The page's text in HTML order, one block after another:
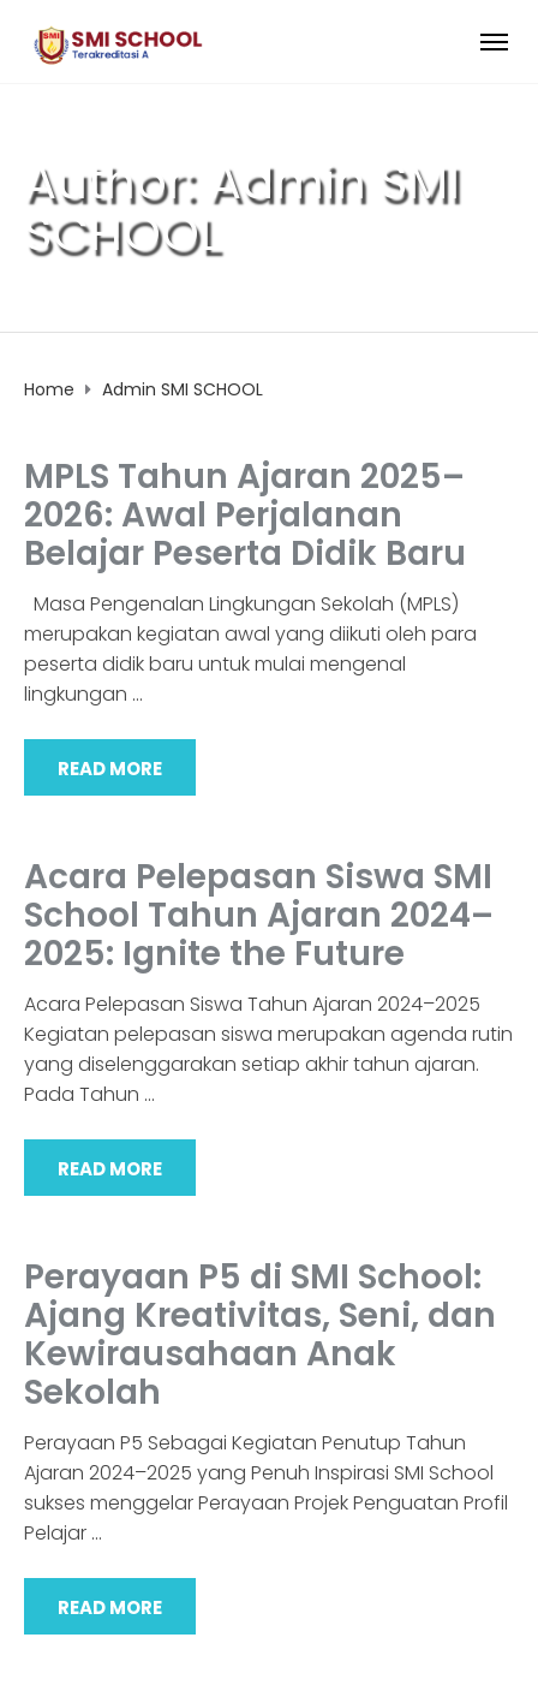
Author: Admin SMI
SCHOOL
Home Admin SMI SCHOOL
MPLS Tahun Ajaran 2025–
2026: Awal Perjalanan
Belajar Peserta Didik Baru
Masa Pengenalan Lingkungan Sekolah (MPLS)
merupakan kegiatan awal yang diikuti oleh para
peserta didik baru untuk mulai mengenal
lingkungan …
READ MORE
Acara Pelepasan Siswa SMI
School Tahun Ajaran 2024–
2025: Ignite the Future
Acara Pelepasan Siswa Tahun Ajaran 2024–2025
Kegiatan pelepasan siswa merupakan agenda rutin
yang diselenggarakan setiap akhir tahun ajaran.
Pada Tahun …
READ MORE
Perayaan P5 di SMI School:
Ajang Kreativitas, Seni, dan
Kewirausahaan Anak
Sekolah
Perayaan P5 Sebagai Kegiatan Penutup Tahun
Ajaran 2024–2025 yang Penuh Inspirasi SMI School
sukses menggelar Perayaan Projek Penguatan Profil
Pelajar …
READ MORE